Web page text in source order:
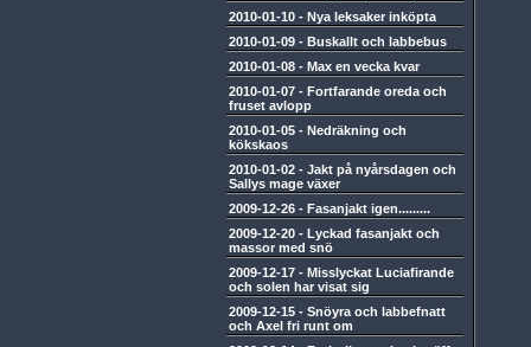
2010-01-10 - Nya leksaker inköpta
2010-01-09 - Buskallt och labbebus
2010-01-08 - Max en vecka kvar
2010-01-07 - Fortfarande oreda och
fruset avlopp
2010-01-05 - Nedräkning och
kökskaos
2010-01-02 - Jakt på nyårsdagen och
Sallys mage växer
2009-12-26 - Fasanjakt igen.........
2009-12-20 - Lyckad fasanjakt och
massor med snö
2009-12-17 - Misslyckat Luciafirande
och solen har visat sig
2009-12-15 - Snöyra och labbefnatt
och Axel fri runt om